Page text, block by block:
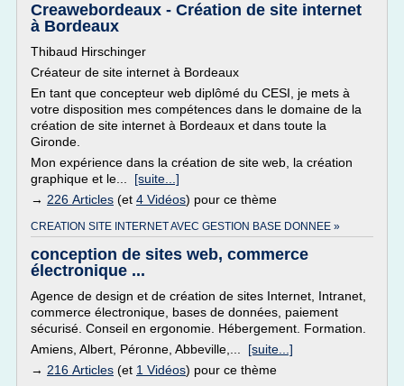
Creawebordeaux - Création de site internet
à Bordeaux
Thibaud Hirschinger
Créateur de site internet à Bordeaux
En tant que concepteur web diplômé du CESI, je mets à
votre disposition mes compétences dans le domaine de la
création de site internet à Bordeaux et dans toute la
Gironde.
Mon expérience dans la création de site web, la création
graphique et le... [suite...]
→ 226 Articles (et 4 Vidéos) pour ce thème
CREATION SITE INTERNET AVEC GESTION BASE DONNEE »
conception de sites web, commerce
électronique ...
Agence de design et de création de sites Internet, Intranet,
commerce électronique, bases de données, paiement
sécurisé. Conseil en ergonomie. Hébergement. Formation.
Amiens, Albert, Péronne, Abbeville,... [suite...]
→ 216 Articles (et 1 Vidéos) pour ce thème